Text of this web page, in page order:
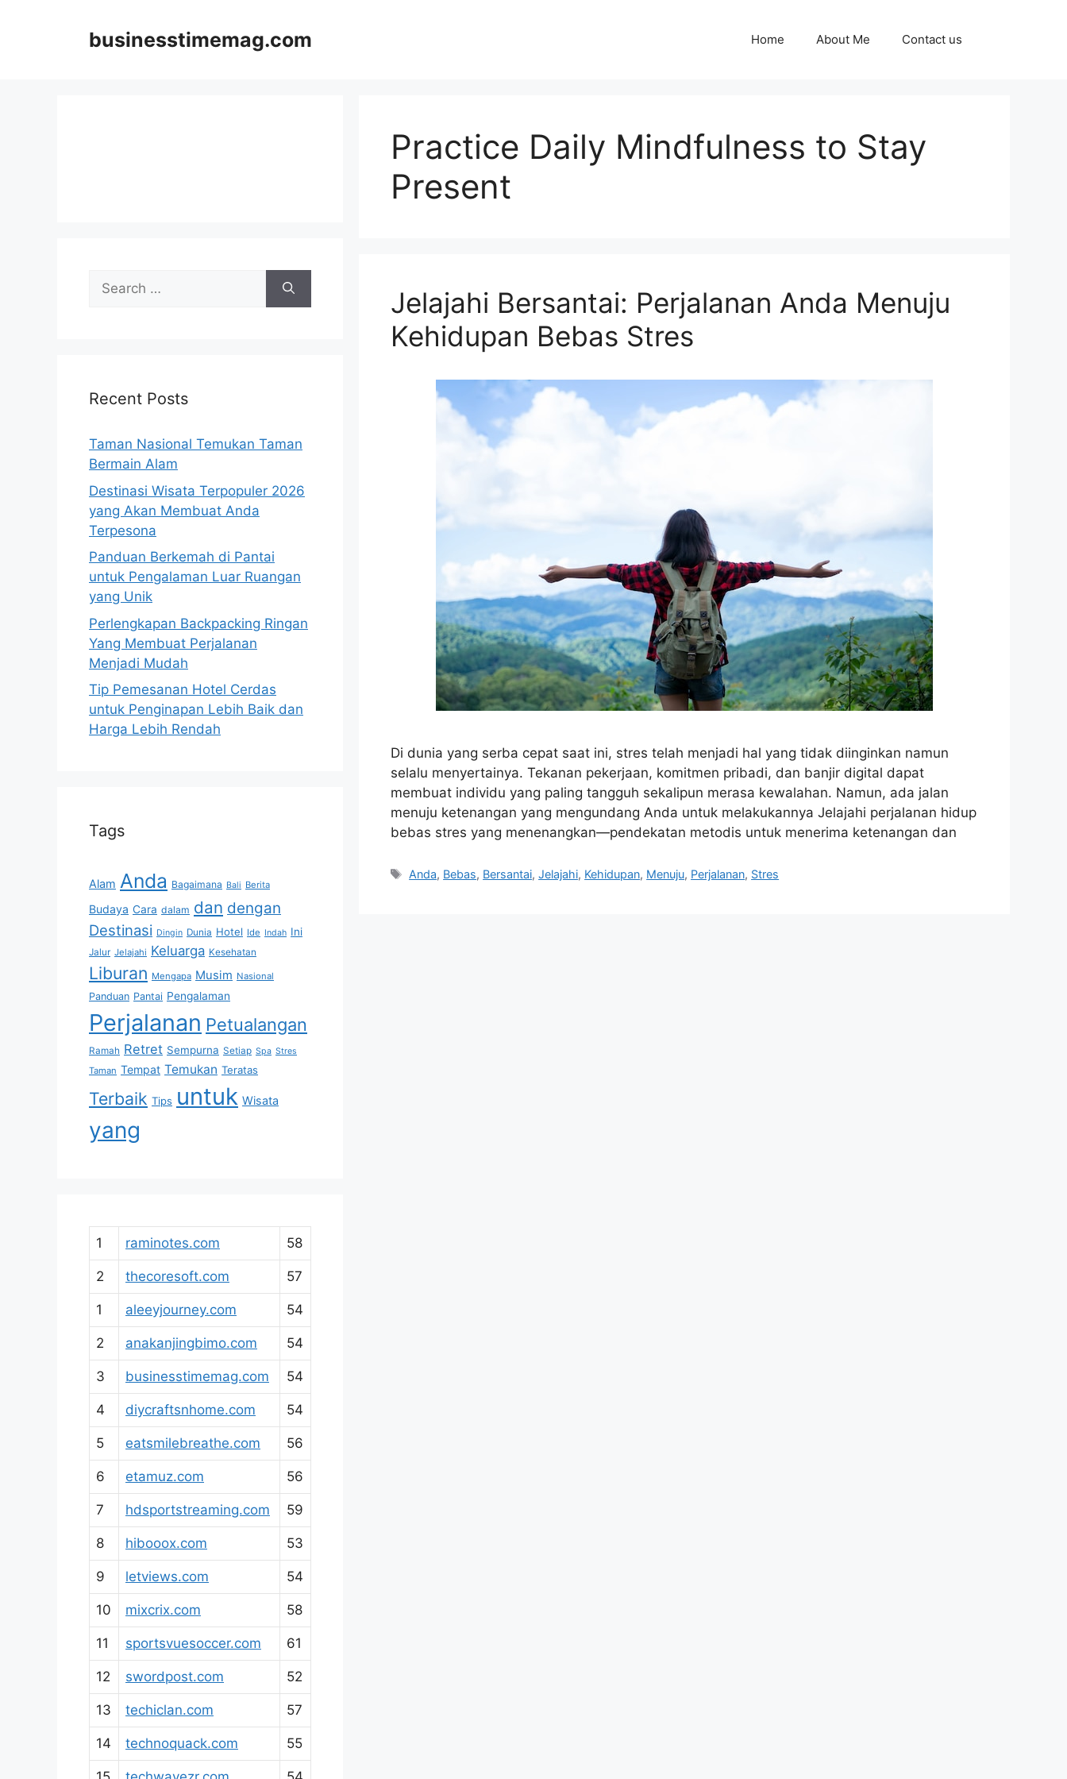
businesstimemag.com Home About Me Contact us
Practice Daily Mindfulness to Stay
Present
Jelajahi Bersantai: Perjalanan Anda Menuju
Kehidupan Bebas Stres
Di dunia yang serba cepat saat ini, stres telah menjadi hal yang tidak diinginkan namun
selalu menyertainya. Tekanan pekerjaan, komitmen pribadi, dan banjir digital dapat
membuat individu yang paling tangguh sekalipun merasa kewalahan. Namun, ada jalan
menuju ketenangan yang mengundang Anda untuk melakukannya Jelajahi perjalanan hidup
bebas stres yang menenangkan—pendekatan metodis untuk menerima ketenangan dan
Tags
Anda, Bebas, Bersantai,Jelajahi, Kehidupan, Menuju, Perjalanan, Stres
Search
for:
Recent Posts
Taman Nasional Temukan Taman
Bermain Alam
Destinasi Wisata Terpopuler 2026
yang Akan Membuat Anda
Terpesona
Panduan Berkemah di Pantai
untuk Pengalaman Luar Ruangan
yang Unik
Perlengkapan Backpacking Ringan
Yang Membuat Perjalanan
Menjadi Mudah
Tip Pemesanan Hotel Cerdas
untuk Penginapan Lebih Baik dan
Harga Lebih Rendah
Tags
Alam Anda Bagaimana Bali Berita
Budaya Cara dalam dan dengan
Destinasi Dingin Dunia Hotel Ide Indah Ini
Jalur Jelajahi Keluarga Kesehatan
Liburan Mengapa Musim Nasional
Panduan Pantai Pengalaman
Perjalanan Petualangan
Ramah Retret Sempurna Setiap Spa Stres
Taman Tempat Temukan Teratas
Terbaik Tips untuk Wisata
yang
1 raminotes.com 58
2 thecoresoft.com 57
1 aleeyjourney.com 54
2 anakanjingbimo.com 54
3 businesstimemag.com 54
4 diycraftsnhome.com 54
5 eatsmilebreathe.com 56
6 etamuz.com 56
7 hdsportstreaming.com 59
8 hibooox.com 53
9 letviews.com 54
10 mixcrix.com 58
11 sportsvuesoccer.com 61
12 swordpost.com 52
13 techiclan.com 57
14 technoquack.com 55